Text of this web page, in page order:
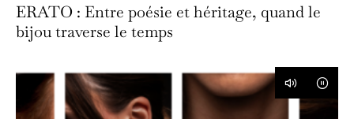
ERATO : Entre poésie et héritage, quand le
bijou traverse le temps